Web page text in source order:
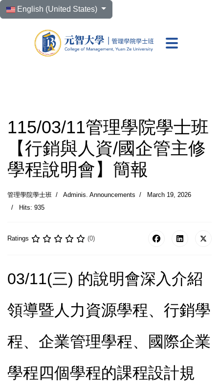
Select your language
English (United States)
115/03/11管理學院學士班
【行銷與人資/國企管主修
學程說明會】簡報
管理學院學士班 Adminis. Announcements
March 19, 2026
Hits: 935
Ratings (0)
03/11(三) 的說明會深入介紹
領導暨人力資源學程、行銷學
程、企業管理學程、國際企業
學程四個學程的課程設計規